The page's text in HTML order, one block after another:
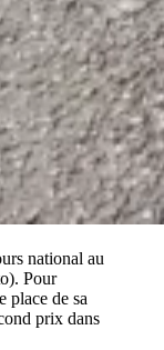
national au
Pour
place de sa
prix dans